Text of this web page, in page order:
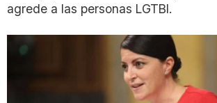
agrede a las personas LGTBI.